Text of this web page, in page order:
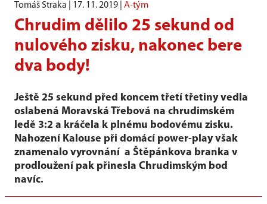
Tomáš Straka | 17. 11. 2019 A-tým
Chrudim dělilo 25 sekund od
nulového zisku, nakonec bere
dva body!
Ještě 25 sekund před koncem třetí třetiny vedla
oslabená Moravská Třebová na chrudimském
ledě 3:2 a kráčela k plnému bodovému zisku.
Nahození Kalouse při domácí power-play však
znamenalo vyrovnání a Štěpánkova branka v
prodloužení pak přinesla Chrudimským bod
navíc.